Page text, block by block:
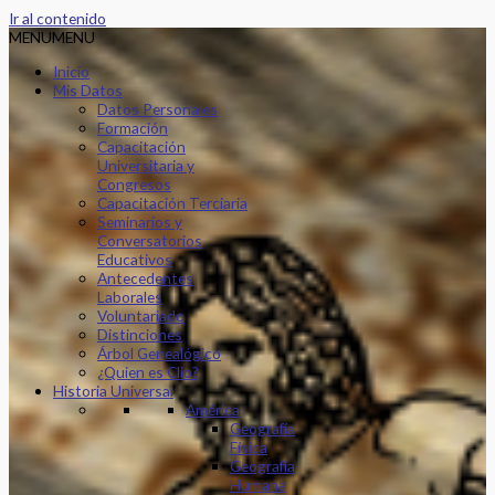
Ir al contenido
MENUMENU
Inicio
Mis Datos
Datos Personales
Formación
Capacitación
Universitaria y
Congresos
Capacitación Terciaria
Seminarios y
Conversatorios
Educativos
Antecedentes
Laborales
Voluntariado
Distinciones
Árbol Genealógico
¿Quien es Clio?
Historia Universal
América
Geografía
Física
Geografía
Humana